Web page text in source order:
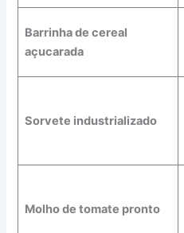
Barrinha de cereal
açucarada
Sorvete industrializado
Molho de tomate pronto